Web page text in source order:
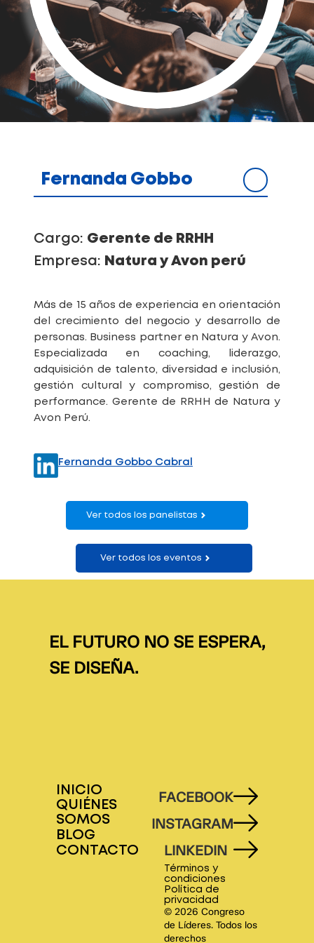
Fernanda Gobbo
Cargo: Gerente de RRHH
Empresa: Natura y Avon perú
Más de 15 años de experiencia en orientación
del crecimiento del negocio y desarrollo de
personas. Business partner en Natura y Avon.
Especializada en coaching, liderazgo,
adquisición de talento, diversidad e inclusión,
gestión cultural y compromiso, gestión de
performance. Gerente de RRHH de Natura y
Avon Perú.
Fernanda Gobbo Cabral
Ver todos los panelistas
Ver todos los eventos
EL FUTURO NO SE ESPERA,
SE DISEÑA.
INICIO
QUIÉNES
SOMOS
BLOG
CONTACTO
FACEBOOK
INSTAGRAM
LINKEDIN
Términos y
condiciones
Política de
privacidad
© 2026 Congreso
de Líderes. Todos los
derechos